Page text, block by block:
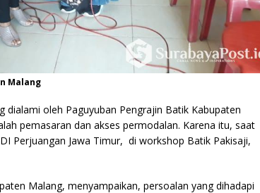
Malang
dialami oleh Paguyuban Pengrajin Batik Kabupaten
pemasaran dan akses permodalan. Karena itu, saat
Perjuangan Jawa Timur, di workshop Batik Pakisaji,
Malang, menyampaikan, persoalan yang dihadapi